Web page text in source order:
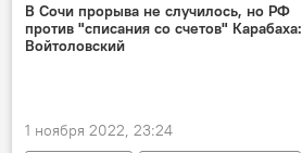
В Сочи прорыва не случилось, но РФ
против "списания со счетов" Карабаха:
Войтоловский
1 ноября 2022, 23:24